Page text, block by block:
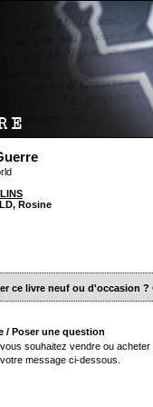
Rosine
ce livre neuf ou d'occasion ?
/ Poser une question
souhaitez vendre ou
message ci-dessous.